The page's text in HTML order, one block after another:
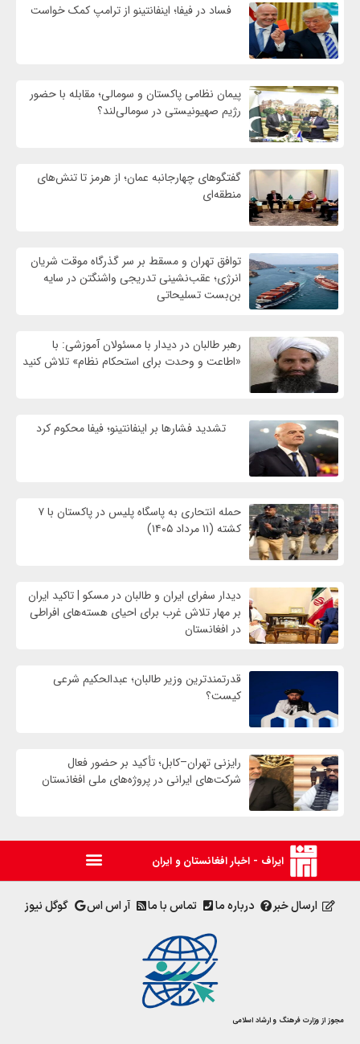
فساد در فیفا؛ اینفانتینو از ترامپ کمک خواست
پیمان نظامی پاکستان و سومالی؛ مقابله با حضور
رژيم صهیونیستی در سومالی‌لند؟
گفتگوهای چهارجانبه عمان؛ از هرمز تا تنش‌های
منطقه‌ای
توافق تهران و مسقط بر سر گذرگاه موقت شریان
انرژی؛ عقب‌نشینی تدریجی واشنگتن در سایه
بن‌بست تسلیحاتی
رهبر طالبان در دیدار با مسئولان آموزشی: با
«اطاعت و وحدت برای استحکام نظام» تلاش کنید
تشدید فشارها بر اینفانتینو؛ فیفا محکوم کرد
حمله انتحاری به پاسگاه پلیس در پاکستان با ۷
کشته (۱۱ مرداد ۱۴۰۵)
دیدار سفرای ایران و طالبان در مسکو | تاکید ایران
بر مهار تلاش‌ غرب برای احیای هسته‌های افراطی
در افغانستان
قدرتمندترین وزیر طالبان؛ عبدالحکیم شرعی
کیست؟
رایزنی تهران–کابل؛ تأکید بر حضور فعال
شرکت‌های ایرانی در پروژه‌های ملی افغانستان
ایراف - اخبار افغانستان و ایران
ارسال خبر درباره ما تماس با ما آر اس اس گوگل نیوز
مجوز از وزارت فرهنگ و ارشاد اسلامی